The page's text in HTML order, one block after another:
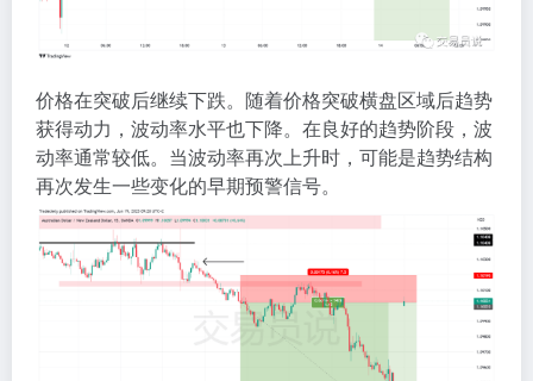
价格在突破后继续下跌。随着价格突破横盘区域后趋势
获得动力，波动率水平也下降。在良好的趋势阶段，波
动率通常较低。当波动率再次上升时，可能是趋势结构
再次发生一些变化的早期预警信号。